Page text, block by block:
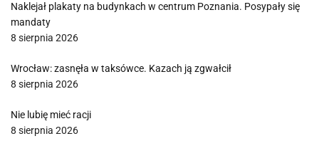
Naklejał plakaty na budynkach w centrum Poznania. Posypały się
mandaty
8 sierpnia 2026
Wrocław: zasnęła w taksówce. Kazach ją zgwałcił
8 sierpnia 2026
Nie lubię mieć racji
8 sierpnia 2026